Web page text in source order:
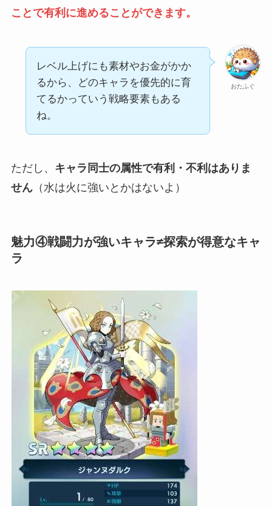
ことで有利に進めることができます。
おたふぐ
レベル上げにも素材やお金がかか
るから、どのキャラを優先的に育
てるかっていう戦略要素もある
ね。
ただし、 キャラ同士の属性で有利・不利はありま
せん（水は火に強いとかはないよ）
魅力④戦闘力が強いキャラ≠探索が得意なキャ
ラ